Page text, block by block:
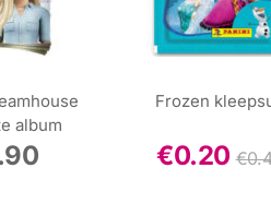
album
Frozen
€0.20 €